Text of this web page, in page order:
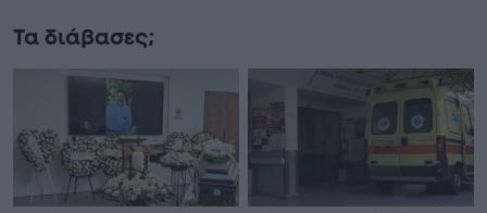
Τα διάβασες;